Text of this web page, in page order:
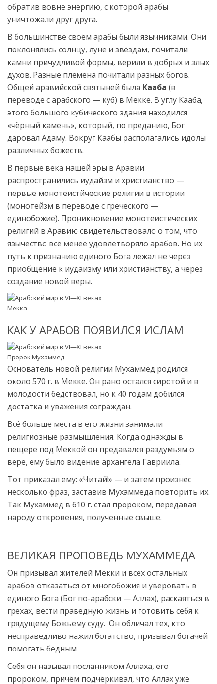
обратив вовне энергию, с которой арабы
уничтожали друг друга.
В большинстве своём арабы были язычниками. Они
поклонялись солнцу, луне и звёздам, почитали
камни причудливой формы, верили в добрых и злых
духов. Разные племена почитали разных богов.
Общей аравийской святыней была Кааба (в
переводе с арабского — куб) в Мекке. В углу Кааба,
этого большого кубического здания находился
«чёрный камень», который, по преданию, Бог
даровал Адаму. Вокруг Каабы располагались идолы
различных божеств.
В первые века нашей эры в Аравии
распространились иудайзм и христианство —
первые монотеистйческие религии в истории
(монотейзм в переводе с греческого —
единобожие). Проникновение монотеистических
религий в Аравию свидетельствовало о том, что
язычество всё менее удовлетворяло арабов. Но их
путь к признанию единого Бога лежал не через
приобщение к иудаизму или христианству, а через
создание новой веры.
Мекка
КАК У АРАБОВ ПОЯВИЛСЯ ИСЛАМ
Пророк Мухаммед
Основатель новой религии Мухаммед родился
около 570 г. в Мекке. Он рано остался сиротой и в
молодости бедствовал, но к 40 годам добился
достатка и уважения сограждан.
Всё больше места в его жизни занимали
религиозные размышления. Когда однажды в
пещере под Меккой он предавался раздумьям о
вере, ему было видение архангела Гавриила.
Тот приказал ему: «Читай!» — и затем произнёс
несколько фраз, заставив Мухаммеда повторить их.
Так Мухаммед в 610 г. стал пророком, передавая
народу откровения, полученные свыше.
ВЕЛИКАЯ ПРОПОВЕДЬ МУХАММЕДА
Он призывал жителей Мекки и всех остальных
арабов отказаться от многобожия и уверовать в
единого Бога (Бог по-арабски — Аллах), раскаяться в
грехах, вести праведную жизнь и готовить себя к
грядущему Божьему суду. Он обличал тех, кто
несправедливо нажил богатство, призывал богачей
помогать бедным.
Себя он называл посланником Аллаха, его
пророком, причём подчёркивал, что Аллах уже